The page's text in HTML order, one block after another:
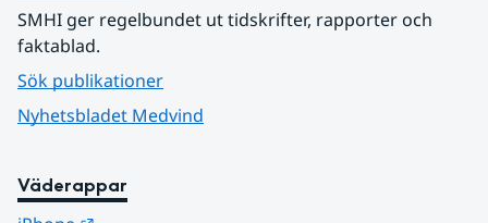
SMHI ger regelbundet ut tidskrifter, rapporter och
faktablad.
Sök publikationer
Nyhetsbladet Medvind
Väderappar